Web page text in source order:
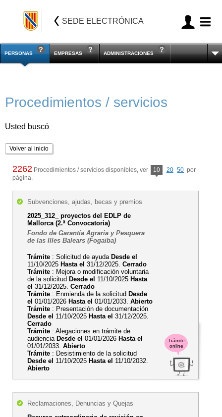
SEDE ELECTRÓNICA
PERSONAS EMPRESAS ADMINISTRACIONES
Procedimientos / servicios
Usted buscó
Volver al inicio
2262 Procedimientos / servicios disponibles, ver 10 20 50 por
página.
Trámite
online
Subvenciones, ajudas, becas y premios
2025_312_ proyectos del EDLP de
Mallorca (2.ª Convocatoria)
Fondo de Garantía Agraria y Pesquera
de las Illes Balears (Fogaiba)
Trámite : Solicitud de ayuda Desde el
11/10/2025 Hasta el 31/12/2025. Cerrado
Trámite : Mejora o modificación voluntaria
de la solicitud Desde el 11/10/2025 Hasta
el 31/12/2025. Cerrado
Trámite : Enmienda de la solicitud Desde
el 01/01/2026 Hasta el 01/01/2033. Abierto
Trámite : Presentación de documentación
Desde el 11/10/2025 Hasta el 31/12/2025.
Cerrado
Trámite : Alegaciones en trámite de
audiencia Desde el 01/01/2026 Hasta el
01/01/2033. Abierto
Trámite : Desistimiento de la solicitud
Desde el 11/10/2025 Hasta el 11/10/2032.
Abierto
Reclamaciones, Denuncias y Quejas